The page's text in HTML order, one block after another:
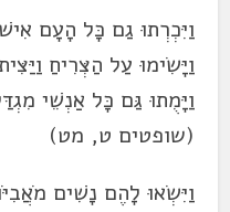
וַיִּכְרְתוּ גַם כׇּל הָעָם
וַיָּשִׂימוּ עַל הַצְּרִיחַ
וַיָּמֻתוּ גַּם כׇּל אַנְשֵׁי
(שופטים ט, מט)
וַיִּשְׂאוּ לָהֶם נָשִׁים